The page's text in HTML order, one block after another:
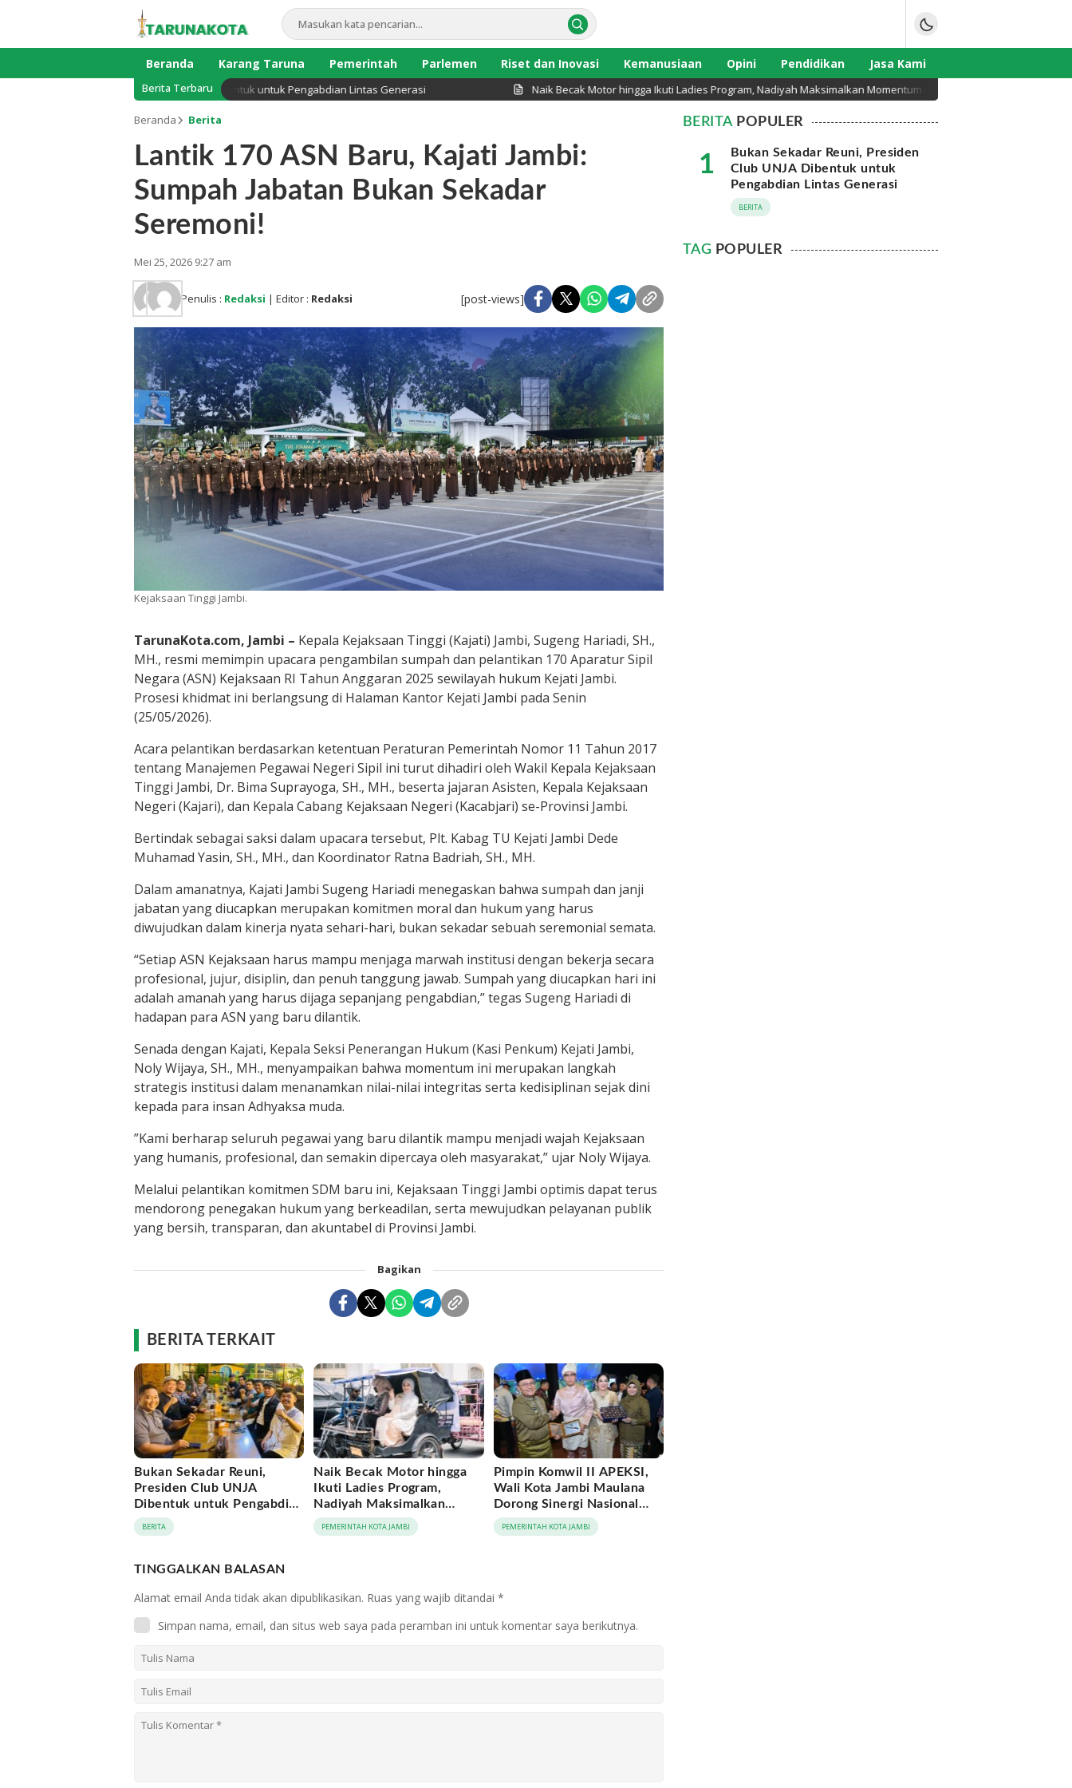
Beranda Karang Taruna Pemerintah Parlemen Riset dan Inovasi Kemanusiaan Opini Pendidikan Jasa Kami
Berita Terbaru
Sekadar Reuni, Presiden Club UNJA Dibentuk untuk Pengabdian Lintas Generasi Naik Becak Motor hingga Ikuti Ladies Program, Nadiyah Maksimalkan Momentum Rakernas APEKSI di Medan
Beranda Berita
Lantik 170 ASN Baru, Kajati Jambi:
Sumpah Jabatan Bukan Sekadar
Seremoni!
Mei 25, 2026 9:27 am
Penulis : Redaksi | Editor : Redaksi [post-views]
Kejaksaan Tinggi Jambi.
TarunaKota.com, Jambi – Kepala Kejaksaan Tinggi (Kajati) Jambi, Sugeng Hariadi, SH.,
MH., resmi memimpin upacara pengambilan sumpah dan pelantikan 170 Aparatur Sipil
Negara (ASN) Kejaksaan RI Tahun Anggaran 2025 sewilayah hukum Kejati Jambi.
Prosesi khidmat ini berlangsung di Halaman Kantor Kejati Jambi pada Senin
(25/05/2026).
​Acara pelantikan berdasarkan ketentuan Peraturan Pemerintah Nomor 11 Tahun 2017
tentang Manajemen Pegawai Negeri Sipil ini turut dihadiri oleh Wakil Kepala Kejaksaan
Tinggi Jambi, Dr. Bima Suprayoga, SH., MH., beserta jajaran Asisten, Kepala Kejaksaan
Negeri (Kajari), dan Kepala Cabang Kejaksaan Negeri (Kacabjari) se-Provinsi Jambi.
​Bertindak sebagai saksi dalam upacara tersebut, Plt. Kabag TU Kejati Jambi Dede
Muhamad Yasin, SH., MH., dan Koordinator Ratna Badriah, SH., MH.
​Dalam amanatnya, Kajati Jambi Sugeng Hariadi menegaskan bahwa sumpah dan janji
jabatan yang diucapkan merupakan komitmen moral dan hukum yang harus
diwujudkan dalam kinerja nyata sehari-hari, bukan sekadar sebuah seremonial semata.
​“Setiap ASN Kejaksaan harus mampu menjaga marwah institusi dengan bekerja secara
profesional, jujur, disiplin, dan penuh tanggung jawab. Sumpah yang diucapkan hari ini
adalah amanah yang harus dijaga sepanjang pengabdian,” tegas Sugeng Hariadi di
hadapan para ASN yang baru dilantik.
​Senada dengan Kajati, Kepala Seksi Penerangan Hukum (Kasi Penkum) Kejati Jambi,
Noly Wijaya, SH., MH., menyampaikan bahwa momentum ini merupakan langkah
strategis institusi dalam menanamkan nilai-nilai integritas serta kedisiplinan sejak dini
kepada para insan Adhyaksa muda.
​”Kami berharap seluruh pegawai yang baru dilantik mampu menjadi wajah Kejaksaan
yang humanis, profesional, dan semakin dipercaya oleh masyarakat,” ujar Noly Wijaya.
​Melalui pelantikan komitmen SDM baru ini, Kejaksaan Tinggi Jambi optimis dapat terus
mendorong penegakan hukum yang berkeadilan, serta mewujudkan pelayanan publik
yang bersih, transparan, dan akuntabel di Provinsi Jambi.
Bagikan
BERITA TERKAIT
Bukan Sekadar Reuni,
Presiden Club UNJA
Dibentuk untuk Pengabdian
Lintas Generasi
BERITA
Naik Becak Motor hingga
Ikuti Ladies Program,
Nadiyah Maksimalkan
Momentum Rakernas
APEKSI di Medan
PEMERINTAH KOTA JAMBI
Pimpin Komwil II APEKSI,
Wali Kota Jambi Maulana
Dorong Sinergi Nasional
Antar-Kota
PEMERINTAH KOTA JAMBI
TINGGALKAN BALASAN
Alamat email Anda tidak akan dipublikasikan. Ruas yang wajib ditandai *
Simpan nama, email, dan situs web saya pada peramban ini untuk komentar saya berikutnya.
BERITAPOPULER
1
Bukan Sekadar Reuni, Presiden
Club UNJA Dibentuk untuk
Pengabdian Lintas Generasi
BERITA
TAG POPULER